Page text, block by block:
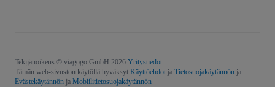
Tekijänoikeus © viagogo GmbH 2026 Yritystiedot
Tämän web-sivuston käytöllä hyväksyt Käyttöehdot ja Tietosuojakäytännön ja
Evästekäytännön ja Mobiilitietosuojakäytännön